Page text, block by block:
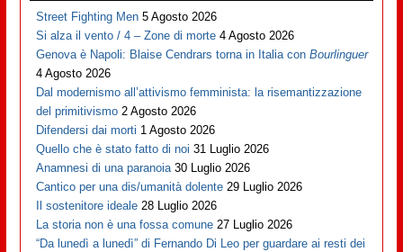
Street Fighting Men 5 Agosto 2026
Si alza il vento / 4 – Zone di morte 4 Agosto 2026
Genova è Napoli: Blaise Cendrars torna in Italia conBourlinguer
4 Agosto 2026
Dal modernismo all’attivismo femminista: la risemantizzazione
del primitivismo 2 Agosto 2026
Difendersi dai morti 1 Agosto 2026
Quello che è stato fatto di noi 31 Luglio 2026
Anamnesi di una paranoia 30 Luglio 2026
Cantico per una dis/umanità dolente 29 Luglio 2026
Il sostenitore ideale 28 Luglio 2026
La storia non è una fossa comune 27 Luglio 2026
“Da lunedì a lunedì” di Fernando Di Leo per guardare ai resti dei